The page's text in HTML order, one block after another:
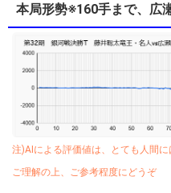
本局形勢※160手まで、広
注)AIによる評価値は、とても人間
ご理解の上、ご参考程度にどうぞ